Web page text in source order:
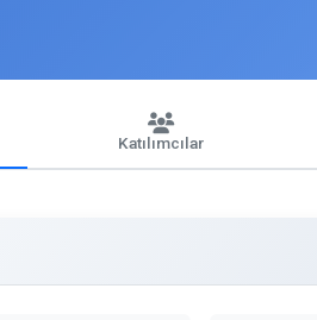
Katılımcılar